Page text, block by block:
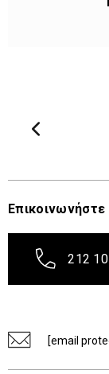
Επικοινωνήστε
212
[email